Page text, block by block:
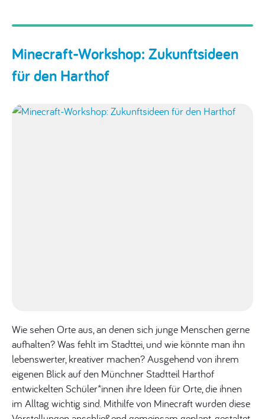
2026
Minecraft-Workshop: Zukunftsideen
für den Harthof
Wie sehen Orte aus, an denen sich junge Menschen gerne
aufhalten? Was fehlt im Stadttei, und wie könnte man ihn
lebenswerter, kreativer machen? Ausgehend von ihrem
eigenen Blick auf den Münchner Stadtteil Harthof
entwickelten Schüler*innen ihre Ideen für Orte, die ihnen
im Alltag wichtig sind. Mithilfe von Minecraft wurden diese